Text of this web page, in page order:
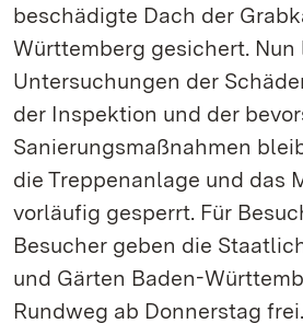
beschädigte Dach der
Württemberg gesichert. Nun
Untersuchungen der
der Inspektion und der
Sanierungsmaßnahmen
die Treppenanlage und das
vorläufig gesperrt. Für
Besucher geben die
und Gärten Baden-
Rundweg ab Donnerstag frei.